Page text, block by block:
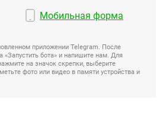
Мобильная форма
приложении Telegram. После
«Запустить бота» и напишите нам. Для
на значок скрепки, выберите
фото или видео в памяти устройства и